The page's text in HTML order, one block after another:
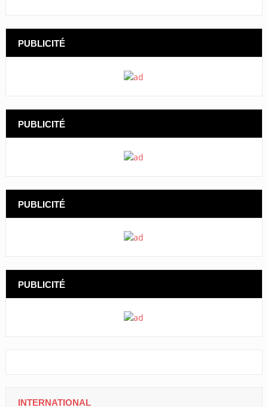
PUBLICITÉ
PUBLICITÉ
PUBLICITÉ
PUBLICITÉ
INTERNATIONAL